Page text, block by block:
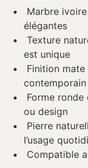
Marbre
élégantes
Texture
est unique
Finition
contemporain
Forme
ou design
Pierre
l’usage
Compatible